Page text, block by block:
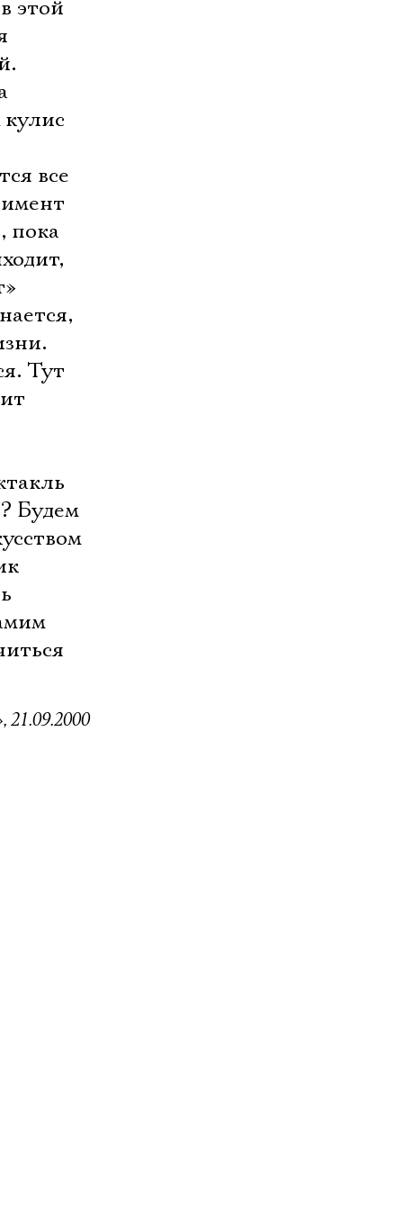
этой
кулис
все
пока
Тут
Будем